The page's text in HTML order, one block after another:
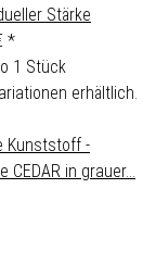
Stärke
*
1 Stück
erhältlich.